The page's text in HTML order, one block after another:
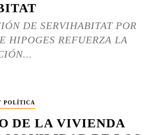
DE SERVIHABITAT POR
HIPOGES REFUERZA LA
POLÍTICA
DE LA VIVIENDA